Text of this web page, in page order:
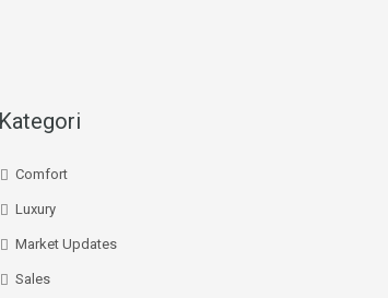
Kategori
Comfort
Luxury
Market Updates
Sales